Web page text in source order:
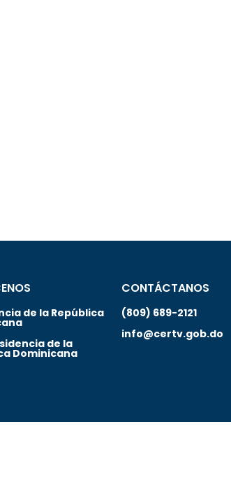
de la República
de la
Dominicana
CONTÁCTANOS
(809) 689-2121
info@certv.gob.do